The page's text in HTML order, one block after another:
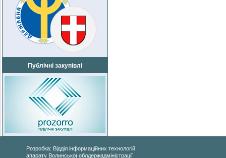
Публічні закупівлі
Розробка: Відділ інформаційних технологій
апарату Волинської облдержадміністрації